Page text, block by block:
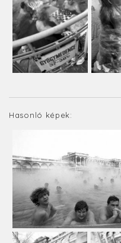
Hasonló képek: